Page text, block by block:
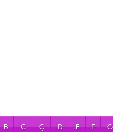
B C Ç D E F G